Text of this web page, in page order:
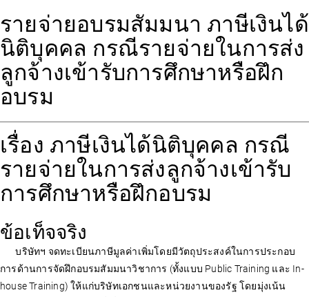
รายจ่ายอบรมสัมมนา ภาษีเงินได้
นิติบุคคล กรณีรายจ่ายในการส่ง
ลูกจ้างเข้ารับการศึกษาหรือฝึก
อบรม
เรื่อง ภาษีเงินได้นิติบุคคล กรณี
รายจ่ายในการส่งลูกจ้างเข้ารับ
การศึกษาหรือฝึกอบรม
ข้อเท็จจริง
บริษัทฯ จดทะเบียนภาษีมูลค่าเพิ่มโดยมีวัตถุประสงค์ในการประกอบ
การด้านการจัดฝึกอบรมสัมมนาวิชาการ (ทั้งแบบ Public Training และ In-
house Training) ให้แก่บริษัทเอกชนและหน่วยงานของรัฐ โดยมุ่งเน้น